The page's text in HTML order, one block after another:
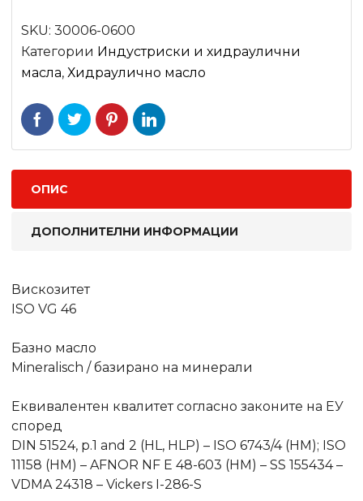
SKU: 30006-0600
Категории Индустриски и хидраулични
масла, Хидраулично масло
ОПИС
ДОПОЛНИТЕЛНИ ИНФОРМАЦИИ
Вискозитет
ISO VG 46
Базно масло
Mineralisch / базирано на минерали
Еквивалентен квалитет согласно законите на ЕУ
според
DIN 51524, p.1 and 2 (HL, HLP) – ISO 6743/4 (HM); ISO
11158 (HM) – AFNOR NF E 48-603 (HM) – SS 155434 –
VDMA 24318 – Vickers I-286-S